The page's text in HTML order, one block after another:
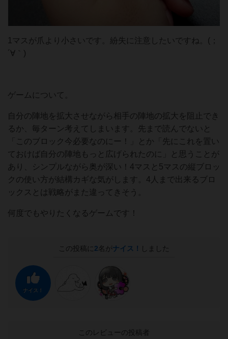
1マスが爪より小さいです。紛失に注意したいですね。(；
´∀｀)
ゲームについて。
自分の陣地を拡大させながら相手の陣地の拡大を阻止でき
るか、毎ターン考えてしまいます。先まで読んでないと
「このブロック今必要なのにー！」とか「先にこれを置い
ておけば自分の陣地もっと広げられたのに」と思うことが
あり、シンプルながら奥が深い！4マスと5マスの縦ブロッ
クの使い方が結構カギな気がします。4人まで出来るブロ
ックスとは戦略がまた違ってきそう。
何度でもやりたくなるゲームです！
この投稿に 2名がナイス！ しました
ナイス！
このレビューの投稿者